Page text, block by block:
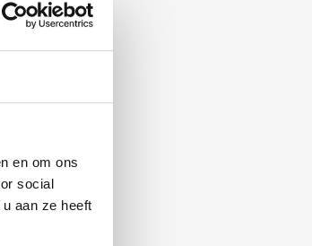
en om ons
social
aan ze heeft